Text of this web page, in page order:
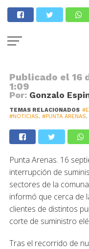
SERVICIOS
Cerca del
masivo corte de
Publicado el 16
1:09
Por: Gonzalo
TEMAS RELACIONADOS
#NOTICIAS, #PUNTA ARENAS,
Punta Arenas. 16
interrupción de
sectores de la
informó que cerca de
clientes de distintos
corte de suministro
Tras el recorrido de